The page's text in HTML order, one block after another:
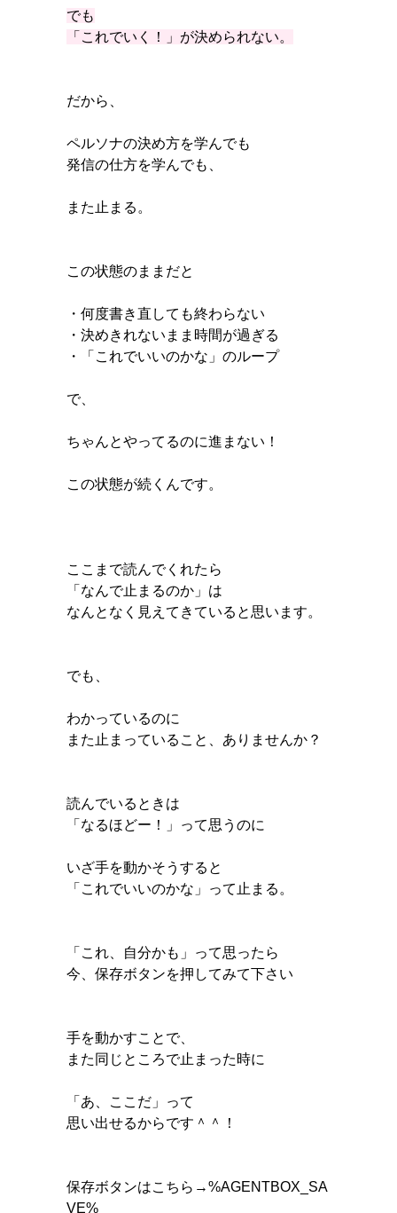
でも
「これでいく！」が決められない。
だから、
ペルソナの決め方を学んでも
発信の仕方を学んでも、
また止まる。
この状態のままだと
・何度書き直しても終わらない
・決めきれないまま時間が過ぎる
・「これでいいのかな」のループ
で、
ちゃんとやってるのに進まない！
この状態が続くんです。
ここまで読んでくれたら
「なんで止まるのか」は
なんとなく見えてきていると思います。
でも、
わかっているのに
また止まっていること、ありませんか？
読んでいるときは
「なるほどー！」って思うのに
いざ手を動かそうすると
「これでいいのかな」って止まる。
「これ、自分かも」って思ったら
今、保存ボタンを押してみて下さい
手を動かすことで、
また同じところで止まった時に
「あ、ここだ」って
思い出せるからです＾＾！
保存ボタンはこちら→%AGENTBOX_SA
VE%